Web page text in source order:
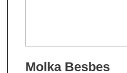
Molka Besbes